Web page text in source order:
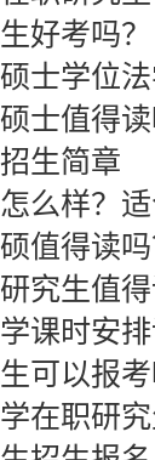
好考吗？
士学位
值得读
生简章
样？适合哪
值得读
究生值
课时安
可以报
职研究